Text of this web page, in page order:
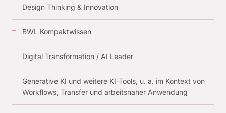
Design Thinking & Innovation
BWL Kompaktwissen
Digital Transformation / AI Leader
Generative KI und weitere KI-Tools, u. a. im Kontext von
Workflows, Transfer und arbeitsnaher Anwendung